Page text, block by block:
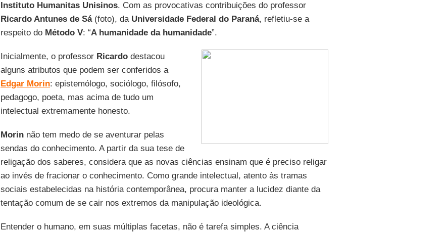
Instituto Humanitas Unisinos. Com as provocativas contribuições do professor
Ricardo Antunes de Sá (foto), da Universidade Federal do Paraná, refletiu-se a
respeito do Método V: “A humanidade da humanidade”.
Inicialmente, o professor Ricardodestacou
alguns atributos que podem ser conferidos a
Edgar Morin: epistemólogo, sociólogo, filósofo,
pedagogo, poeta, mas acima de tudo um
intelectual extremamente honesto.
Morinnão tem medo de se aventurar pelas
sendas do conhecimento. A partir da sua tese de
religação dos saberes, considera que as novas ciências ensinam que é preciso religar
ao invés de fracionar o conhecimento. Como grande intelectual, atento às tramas
sociais estabelecidas na história contemporânea, procura manter a lucidez diante da
tentação comum de se cair nos extremos da manipulação ideológica.
Entender o humano, em suas múltiplas facetas, não é tarefa simples. A ciência